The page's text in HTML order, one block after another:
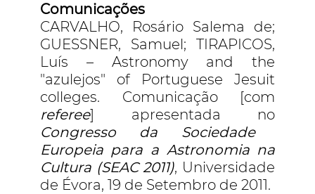
Comunicações
CARVALHO, Rosário Salema de;
GUESSNER, Samuel; TIRAPICOS,
Luís – Astronomy and the
"azulejos" of Portuguese Jesuit
colleges. Comunicação [com
referee] apresentada no
Congresso da Sociedade
Europeia para a Astronomia na
Cultura (SEAC 2011), Universidade
de Évora, 19 de Setembro de 2011.